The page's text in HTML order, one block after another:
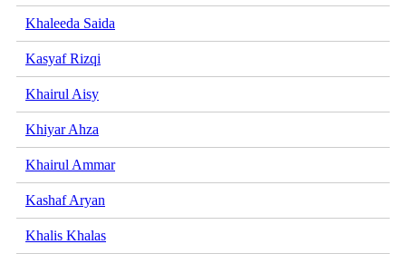
Khaleeda Saida
Kasyaf Rizqi
Khairul Aisy
Khiyar Ahza
Khairul Ammar
Kashaf Aryan
Khalis Khalas